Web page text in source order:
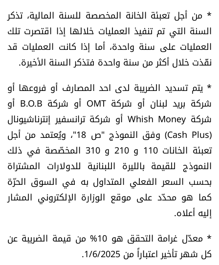
* من أجل تعبئة الخانة المخصصة للسنة المالية، تذكر
السنة التي تم تنفيذ العمليات خلالها إذا اقتصرت تلك
العمليات على سنة واحدة، أما إذا كانت العمليات قد
نفّذت خلال أكثر من سنة واحدة فتذكر السنة الأخيرة.
* يتم تسديد الضريبة لدى احد المصارف أو فروعها أو
شركة بريد لبنان أو شركة OMT أو شركة B.O.B أو
شركة Whish Money أو شركة ترانسفير إنترناشيونال
(Cash Plus) وفق النموذج "ص 18"، ويُعتمد من أجل
تعبئة الخانات 110 و 210 و 310 المخصّصة في ذلك
النموذج للقيمة بالليرة اللبنانية للدولارات المشتراة
بحسب السعر الفعلي المتداول به في السوق الحرّة
كما هو محدّد على موقع الوزارة الإلكتروني المشار
إليه أعلاه.
* معدّل غرامة التحقق هو 10% من قيمة الضريبة عن
كل شهر تأخير اعتباراً من 1/6/2025.